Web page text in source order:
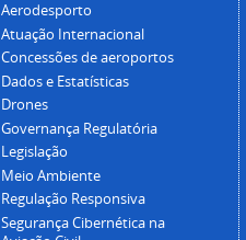
Aerodesporto
Atuação Internacional
Concessões de aeroportos
Dados e Estatísticas
Drones
Governança Regulatória
Legislação
Meio Ambiente
Regulação Responsiva
Segurança Cibernética na